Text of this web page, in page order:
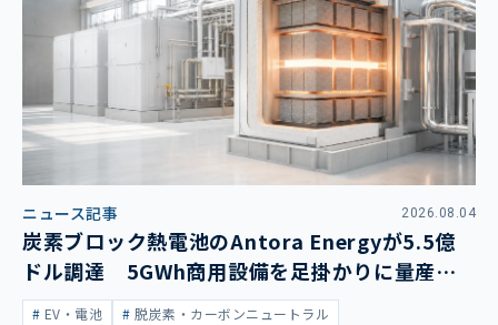
ニュース記事 2026.08.04
炭素ブロック熱電池のAntora Energyが5.5億
ドル調達 5GWh商用設備を足掛かりに量産拡
大EV・電池
脱炭素・カーボンニュートラル